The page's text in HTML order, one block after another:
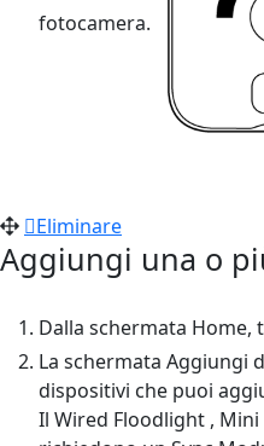
fotocamera.
Eliminare
Aggiungi una o
Dalla schermata Home,
La schermata Aggiungi
dispositivi che puoi
Il Wired Floodlight ,